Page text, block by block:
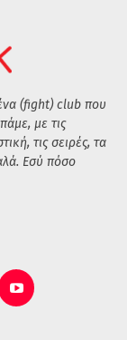
(fight) club που
με τις
τις σειρές, τα
Εσύ πόσο